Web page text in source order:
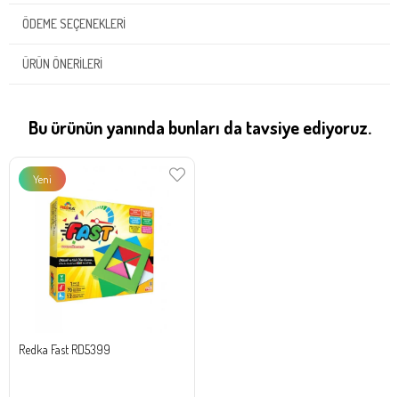
ÖDEME SEÇENEKLERI
ÜRÜN ÖNERILERI
Bu ürünün yanında bunları da tavsiye ediyoruz.
Redka Fast RD5399
Yeni
Ürün